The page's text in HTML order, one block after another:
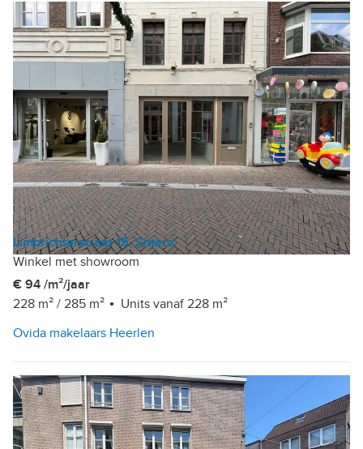
Limbrichterstraat 15, Sittard
Winkel met showroom
€ 94 /m²/jaar
228 m² / 285 m²
Units vanaf 228 m²
Ovida makelaars Heerlen